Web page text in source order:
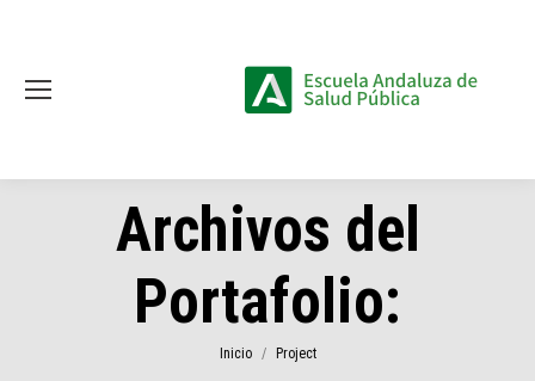
Archivos del
Portafolio:
Estás aquí:
Inicio Project